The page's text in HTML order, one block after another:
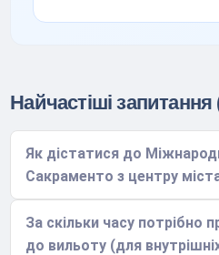
Найчастіші запитання
Як дістатися до
Сакраменто з центру
За скільки часу потрібно
до вильоту (для